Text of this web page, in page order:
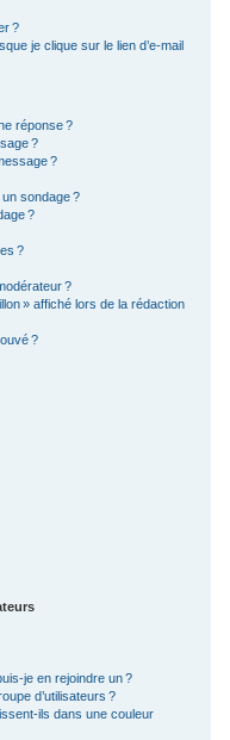
?
je clique sur le lien d’e-mail
réponse ?
?
?
sondage ?
?
?
?
» affiché lors de la rédaction
?
je en rejoindre un ?
d’utilisateurs ?
ils dans une couleur